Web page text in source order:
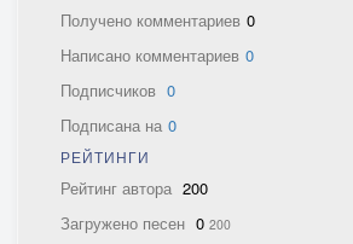
Получено комментариев 0
Написано комментариев 0
Подписчиков 0
Подписана на 0
РЕЙТИНГИ
Рейтинг автора 200
Загружено песен 0 200